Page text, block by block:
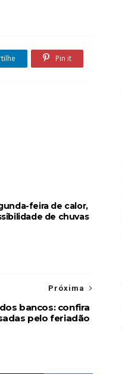
Pin it
feira de calor,
de chuvas
Próxima
bancos: confira
pelo feriadão